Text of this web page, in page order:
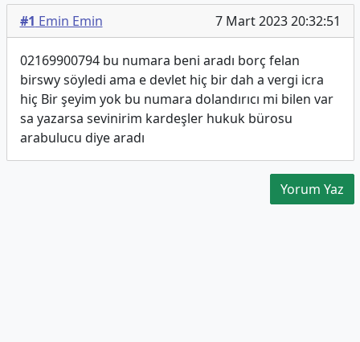
#1 Emin Emin 7 Mart 2023 20:32:51
02169900794 bu numara beni aradı borç felan
birswy söyledi ama e devlet hiç bir dah a vergi icra
hiç Bir şeyim yok bu numara dolandırıcı mi bilen var
sa yazarsa sevinirim kardeşler hukuk bürosu
arabulucu diye aradı
Yorum Yaz